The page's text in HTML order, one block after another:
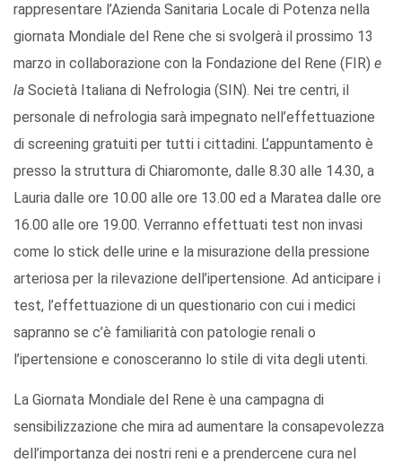
rappresentare l’Azienda Sanitaria Locale di Potenza nella
giornata Mondiale del Rene che si svolgerà il prossimo 13
marzo in collaborazione con la Fondazione del Rene (FIR) e
la Società Italiana di Nefrologia (SIN). Nei tre centri, il
personale di nefrologia sarà impegnato nell’effettuazione
di screening gratuiti per tutti i cittadini. L’appuntamento è
presso la struttura di Chiaromonte, dalle 8.30 alle 14.30, a
Lauria dalle ore 10.00 alle ore 13.00 ed a Maratea dalle ore
16.00 alle ore 19.00. Verranno effettuati test non invasi
come lo stick delle urine e la misurazione della pressione
arteriosa per la rilevazione dell’ipertensione. Ad anticipare i
test, l’effettuazione di un questionario con cui i medici
sapranno se c’è familiarità con patologie renali o
l’ipertensione e conosceranno lo stile di vita degli utenti.
La Giornata Mondiale del Rene è una campagna di
sensibilizzazione che mira ad aumentare la consapevolezza
dell’importanza dei nostri reni e a prendercene cura nel